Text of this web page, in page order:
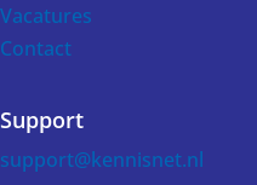
Vacatures
Contact
Support
support@kennisnet.nl